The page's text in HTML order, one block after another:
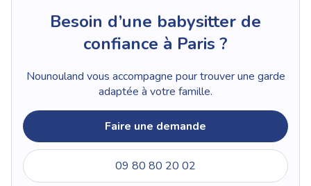
Besoin d’une babysitter de
confiance à Paris ?
Nounouland vous accompagne pour trouver une garde
adaptée à votre famille.
Faire une demande
09 80 80 20 02